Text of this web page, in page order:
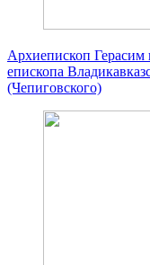
Архиепископ Герасим
епископа
(Чепиговского)